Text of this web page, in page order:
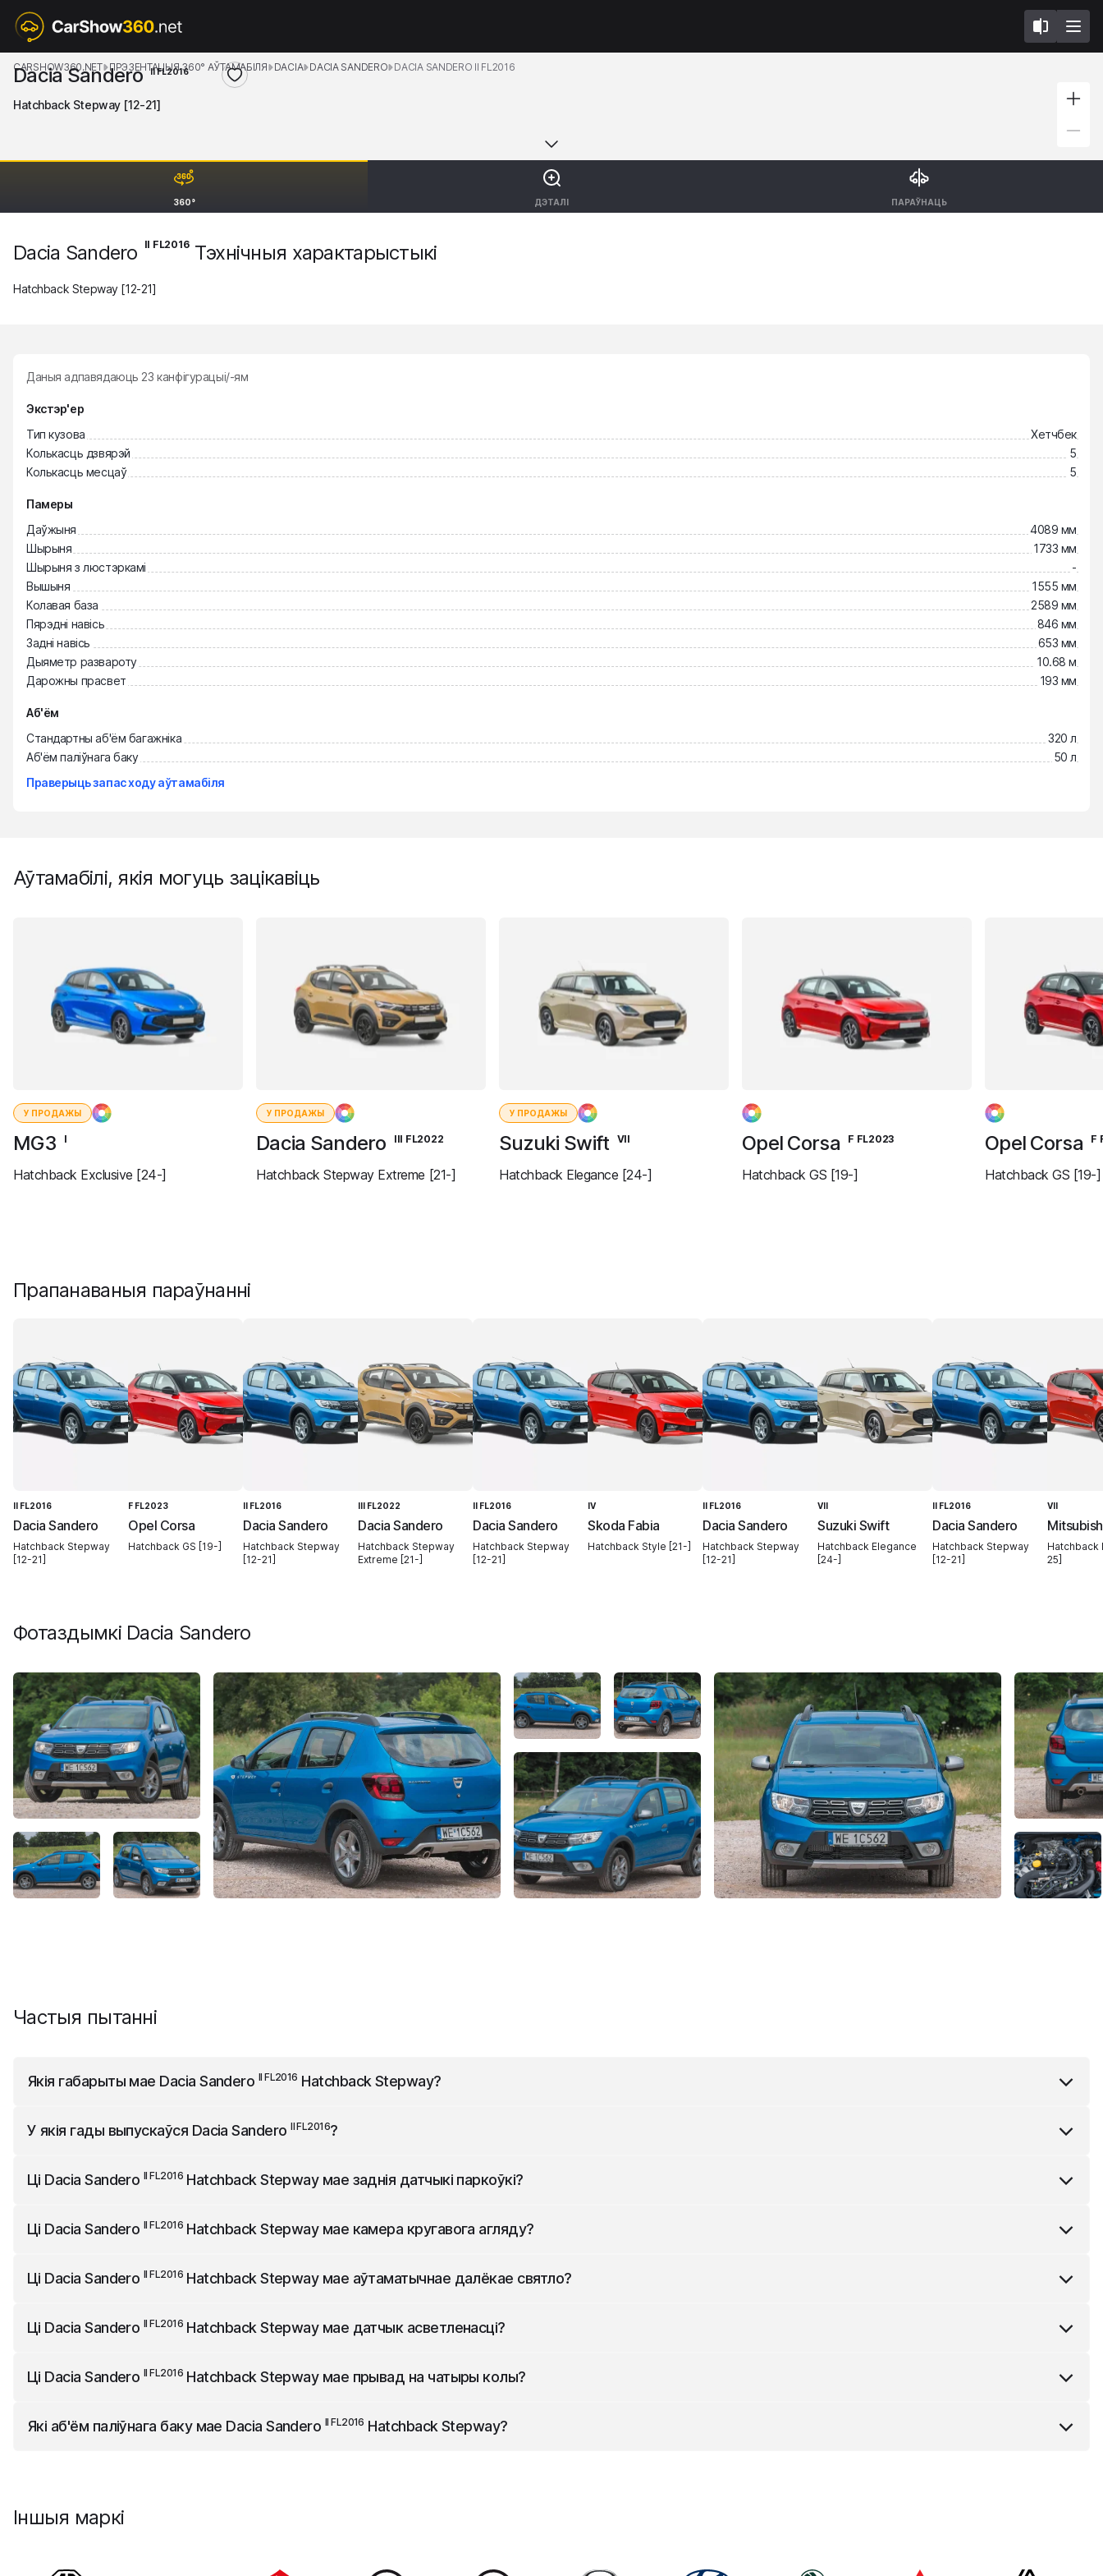
360° ДЭТАЛІ ПАРАЎНАЦЬ
CARSHOW360.NET ПРЭЗЕНТАЦЫЯ 360° АЎТАМАБІЛЯ DACIA DACIA SANDERO DACIA SANDERO II FL2016
Dacia Sandero II FL2016
Hatchback Stepway [12-21]
Dacia Sandero II FL2016Тэхнічныя характарыстыкі
Hatchback Stepway [12-21]
Даныя адпавядаюць 23 канфігурацыі/-ям
Экстэр'ер
Тип кузова
Хетчбек
Колькасць дзвярэй
5
Колькасць месцаў
5
Памеры
Даўжыня
4089 мм
Шырыня
1733 мм
Шырыня з люстэркамі
-
Вышыня
1555 мм
Колавая база
2589 мм
Пярэдні навісь
846 мм
Задні навісь
653 мм
Дыяметр развароту
10.68 м
Дарожны прасвет
193 мм
Аб'ём
Стандартны аб'ём багажніка
320 л
Аб'ём паліўнага баку
50 л
Праверыць запас ходу аўтамабіля
Аўтамабілі, якія могуць зацікавіць
У ПРОДАЖЫ
MG3 I
Hatchback Exclusive [24-]
У ПРОДАЖЫ
Dacia Sandero III FL2022
Hatchback Stepway Extreme [21-]
У ПРОДАЖЫ
Suzuki Swift VII
Hatchback Elegance [24-]
Opel Corsa F FL2023
Hatchback GS [19-]
Opel Corsa F
Hatchback GS [19-]
Прапанаваныя параўнанні
II FL2016
Dacia Sandero
Hatchback Stepway
[12-21]
F FL2023
Opel Corsa
Hatchback GS [19-]
II FL2016
Dacia Sandero
Hatchback Stepway
[12-21]
III FL2022
Dacia Sandero
Hatchback Stepway
Extreme [21-]
II FL2016
Dacia Sandero
Hatchback Stepway
[12-21]
IV
Skoda Fabia
Hatchback Style [21-]
II FL2016
Dacia Sandero
Hatchback Stepway
[12-21]
VII
Suzuki Swift
Hatchback Elegance
[24-]
II FL2016
Dacia Sandero
Hatchback Stepway
[12-21]
VII
Hatchback
25]
ФотаздымкіDacia Sandero
Частыя пытанні
Якія габарыты мае Dacia Sandero II FL2016 Hatchback Stepway?
У якія гады выпускаўся Dacia SanderoII FL2016?
Ці Dacia Sandero II FL2016Hatchback Stepwayмае заднія датчыкі паркоўкі?
Ці Dacia Sandero II FL2016Hatchback Stepwayмае камера кругавога агляду?
Ці Dacia Sandero II FL2016Hatchback Stepwayмае аўтаматычнае далёкае святло?
Ці Dacia Sandero II FL2016Hatchback Stepwayмае датчык асветленасці?
Ці Dacia Sandero II FL2016Hatchback Stepwayмае прывад на чатыры колы?
Які аб'ём паліўнага баку мае Dacia Sandero II FL2016 Hatchback Stepway?
Іншыя маркі